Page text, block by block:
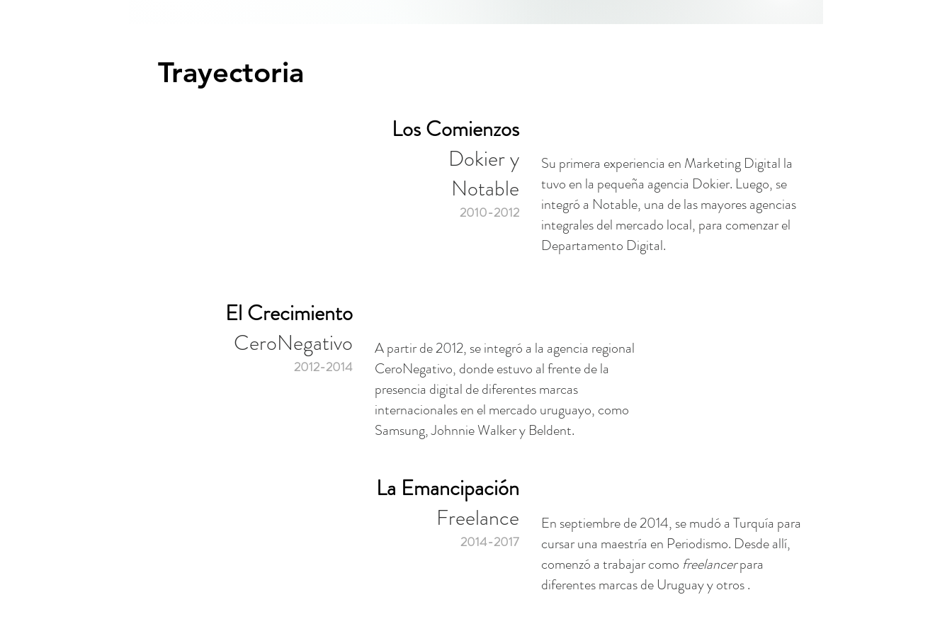
Trayectoria
Los Comienzos
Dokier y
Notable
2010-2012
Su primera experiencia en Marketing Digital la
tuvo en la pequeña agencia Dokier. Luego, se
integró a Notable, una de las mayores agencias
integrales del mercado local, para comenzar el
Departamento Digital.
El Crecimiento
CeroNegativo
2012-2014
A partir de 2012, se integró a la agencia regional
CeroNegativo, donde estuvo al frente de la
presencia digital de diferentes marcas
internacionales en el mercado uruguayo, como
Samsung, Johnnie Walker y Beldent.
La Emancipación
Freelance
2014-2017
En septiembre de 2014, se mudó a Turquía para
cursar una maestría en Periodismo. Desde allí,
comenzó a trabajar como freelancerpara
diferentes marcas de Uruguay y otros .